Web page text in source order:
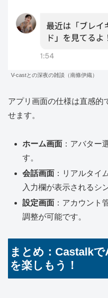
V-castとの深夜の雑談（南條伊織）
アプリ画面の仕様は直感的
せます。
ホーム画面 ：アバター
す。
会話画面 ：リアルタイ
入力欄が表示されるシ
設定画面 ：アカウント
調整が可能です。
まとめ：Castalk
を楽しもう！